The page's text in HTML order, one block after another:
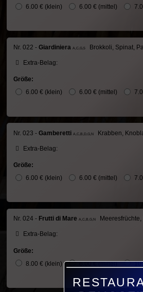
6.00 € (klein) 6.00 € (mittel)
Nr. 022 - Giardiniera A,C,G,5 Brokkoli, Spinat,
Extra-Belag:
Größe:
6.00 € (klein) 6.00 € (mittel)
Nr. 023 - Gamberetti A,C,B,D,G,N Krabben,
Extra-Belag:
Größe:
6.00 € (klein) 6.00 € (mittel)
Nr. 024 - Frutti di Mare A,C,B,G,N
Extra-Belag:
Größe:
8.00 € (klein) 6.00 € (mittel)